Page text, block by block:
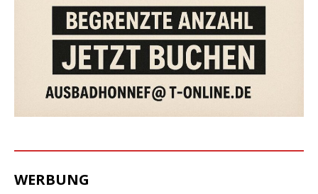
WERBUNG